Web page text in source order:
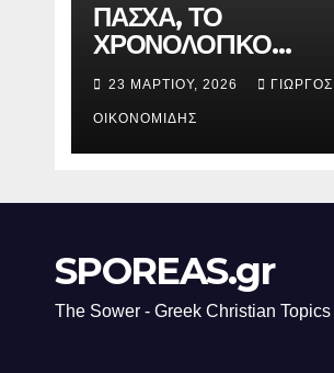
ΠΑΣΧΑ, ΤΟ
ΧΡΟΝΟΛΟΓΙΚΟ
ΔΙΑΓΡΑΜΜΑ ΤΗΣ
ΣΤΑΥΡΩΣΕΩΣ.
23 ΜΑΡΤΊΟΥ, 2026 ΓΙΏΡΓΟΣ
ΟΙΚΟΝΟΜΊΔΗΣ
SPOREAS.gr
The Sower - Greek Christian Topics